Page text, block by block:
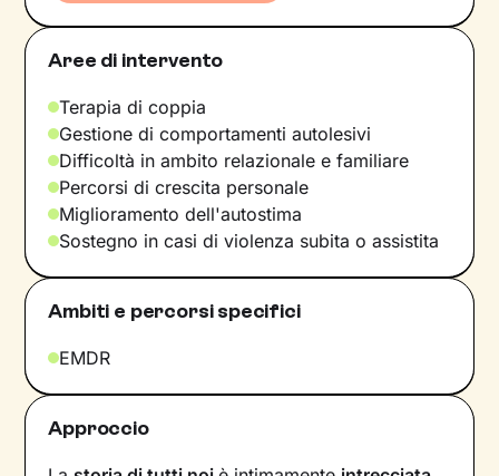
Aree di intervento
Terapia di coppia
Gestione di comportamenti autolesivi
Difficoltà in ambito relazionale e familiare
Percorsi di crescita personale
Miglioramento dell'autostima
Sostegno in casi di violenza subita o assistita
Ambiti e percorsi specifici
EMDR
Approccio